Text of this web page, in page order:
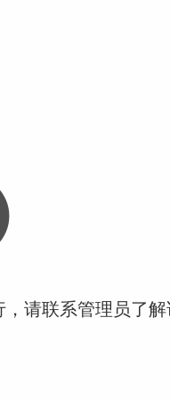
请联系管理员了